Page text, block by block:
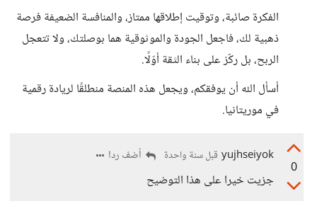
الفكرة صائبة، وتوقيت إطلاقها ممتاز، والمنافسة الضعيفة فرصة
ذهبية لك، فاجعل الجودة والموثوقية هما بوصلتك، ولا تتعجل
الربح، بل ركّز على بناء الثقة أوّلًا.
أسأل الله أن يوفقكم، ويجعل هذه المنصة منطلقًا لريادة رقمية
في موريتانيا.
0
yujhseiyok قبل سنة واحدة أضف ردا
جزيت خيرا على هذا التوضيح